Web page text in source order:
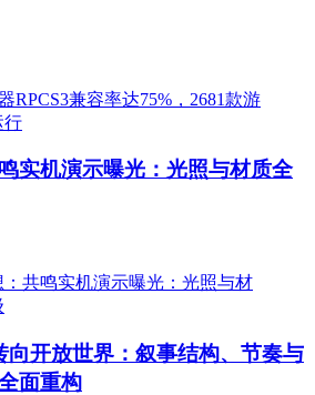
实机演示曝光：光照与材质全
向开放世界：叙事结构、节奏与
面重构